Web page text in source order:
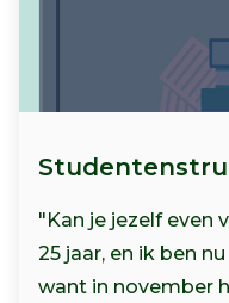
"Kan je jezelf even
25 jaar, en ik ben
want in november